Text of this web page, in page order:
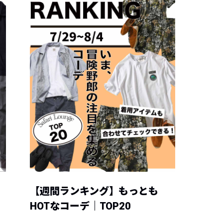
【週間ランキング】もっとも
HOTなコーデ｜TOP20